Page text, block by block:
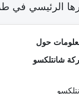
الرئيسي
حول
شانتلكسو